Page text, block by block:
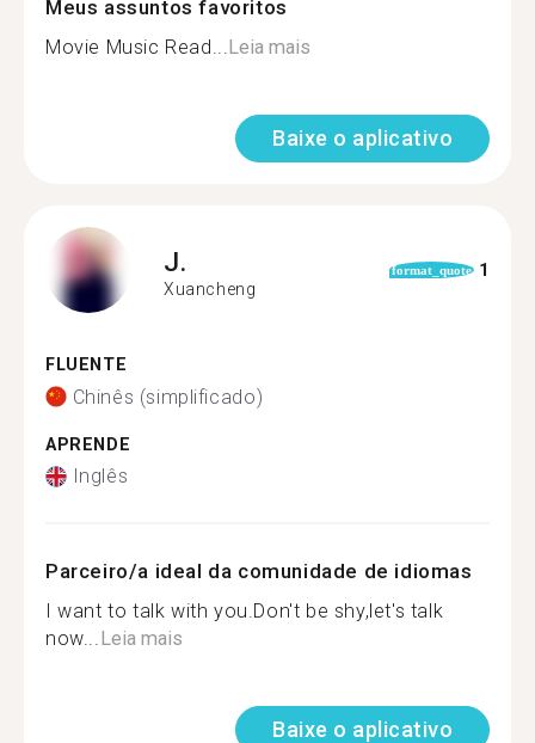
Meus assuntos favoritos
Movie Music Read...Leia mais
Baixe o aplicativo
J.
Xuancheng
format_quote 1
FLUENTE
Chinês (simplificado)
APRENDE
Inglês
Parceiro/a ideal da comunidade de idiomas
I want to talk with you.Don't be shy,let's talk
now...Leia mais
Baixe o aplicativo